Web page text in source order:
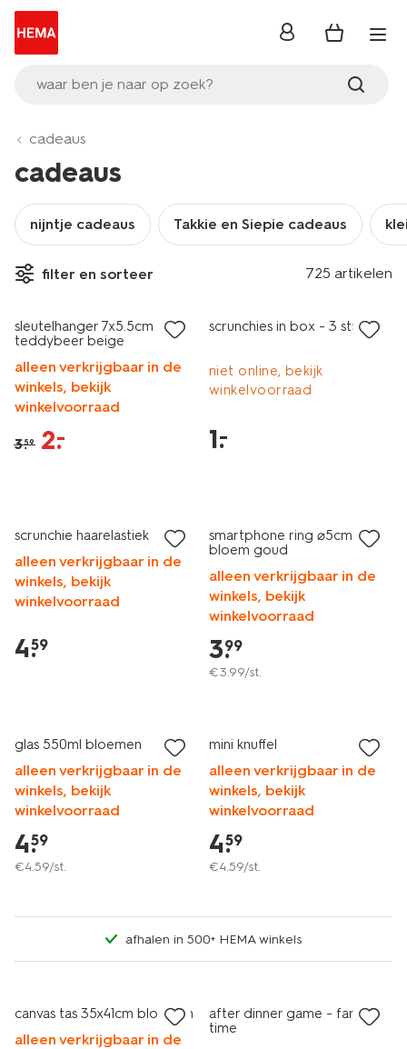
waar ben je naar op zoek?
inloggen
cadeaus
cadeaus
nijntje cadeaus Takkie en Siepie cadeaus
filter en sorteer 725 artikelen
sale
sleutelhanger 7x5.5cm
teddybeer beige
alleen verkrijgbaar in de
winkels, bekijk
winkelvoorraad
3.59 2.
–
scrunchies in box - 3 stuks
niet online, bekijk
winkelvoorraad
1.
–
scrunchie haarelastiek
alleen verkrijgbaar in de
winkels, bekijk
winkelvoorraad
4.
59
smartphone ring ⌀5cm
bloem goud
alleen verkrijgbaar in de
winkels, bekijk
winkelvoorraad
3.
99
€3.99/st.
glas 550ml bloemen
alleen verkrijgbaar in de
winkels, bekijk
winkelvoorraad
4.
59
€4.59/st.
mini knuffel
alleen verkrijgbaar in de
winkels, bekijk
winkelvoorraad
4.
59
€4.59/st.
afhalen in 500+ HEMA winkels
canvas tas 35x41cm bloemen
alleen verkrijgbaar in de
after dinner game - family
time